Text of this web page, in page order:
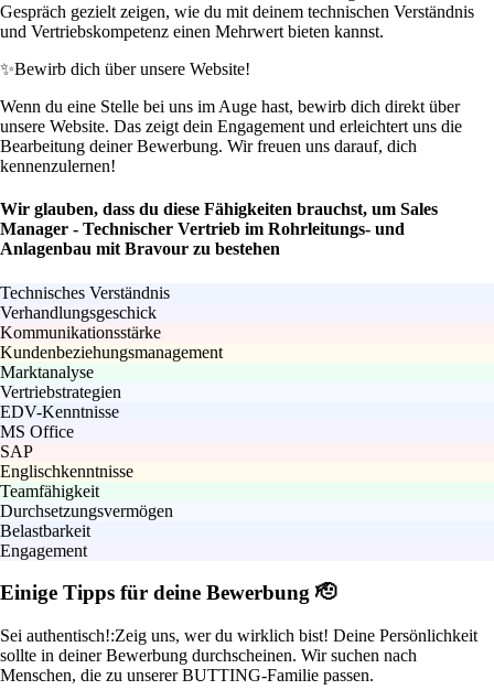
Gespräch gezielt zeigen, wie du mit deinem technischen Verständnis
und Vertriebskompetenz einen Mehrwert bieten kannst.
✨Bewirb dich über unsere Website!
Wenn du eine Stelle bei uns im Auge hast, bewirb dich direkt über
unsere Website. Das zeigt dein Engagement und erleichtert uns die
Bearbeitung deiner Bewerbung. Wir freuen uns darauf, dich
kennenzulernen!
Wir glauben, dass du diese Fähigkeiten brauchst, um Sales
Manager - Technischer Vertrieb im Rohrleitungs- und
Anlagenbau mit Bravour zu bestehen
Technisches Verständnis
Verhandlungsgeschick
Kommunikationsstärke
Kundenbeziehungsmanagement
Marktanalyse
Vertriebstrategien
EDV-Kenntnisse
MS Office
SAP
Englischkenntnisse
Teamfähigkeit
Durchsetzungsvermögen
Belastbarkeit
Engagement
Einige Tipps für deine Bewerbung 🫡
Sei authentisch!:Zeig uns, wer du wirklich bist! Deine Persönlichkeit
sollte in deiner Bewerbung durchscheinen. Wir suchen nach
Menschen, die zu unserer BUTTING-Familie passen.